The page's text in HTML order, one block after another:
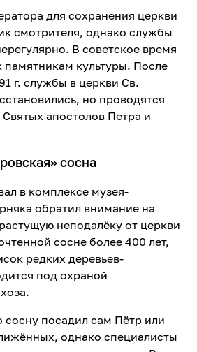
для сохранения церкви
смотрителя, однако службы
В советское время
памятникам культуры. После
г. службы в церкви Св.
но проводятся
Святых апостолов Петра и
сосна
в комплексе музея-
обратил внимание на
неподалёку от церкви
сосне более 400 лет,
редких деревьев-
под охраной
сосну посадил сам Пётр или
однако специалисты